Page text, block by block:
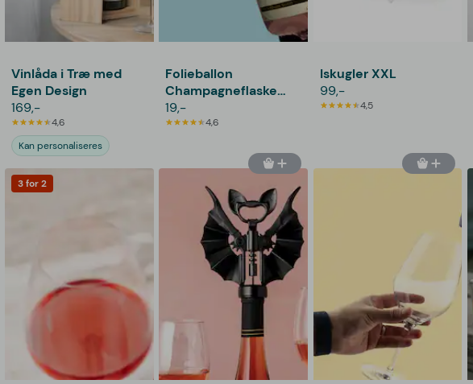
Vinlåda i Træ med
Egen Design
169,-
4,6
Kan personaliseres
Folieballon
Champagneflaske
Rosé
19,-
4,6
Iskugler XXL
99,-
4,5
3 for 2